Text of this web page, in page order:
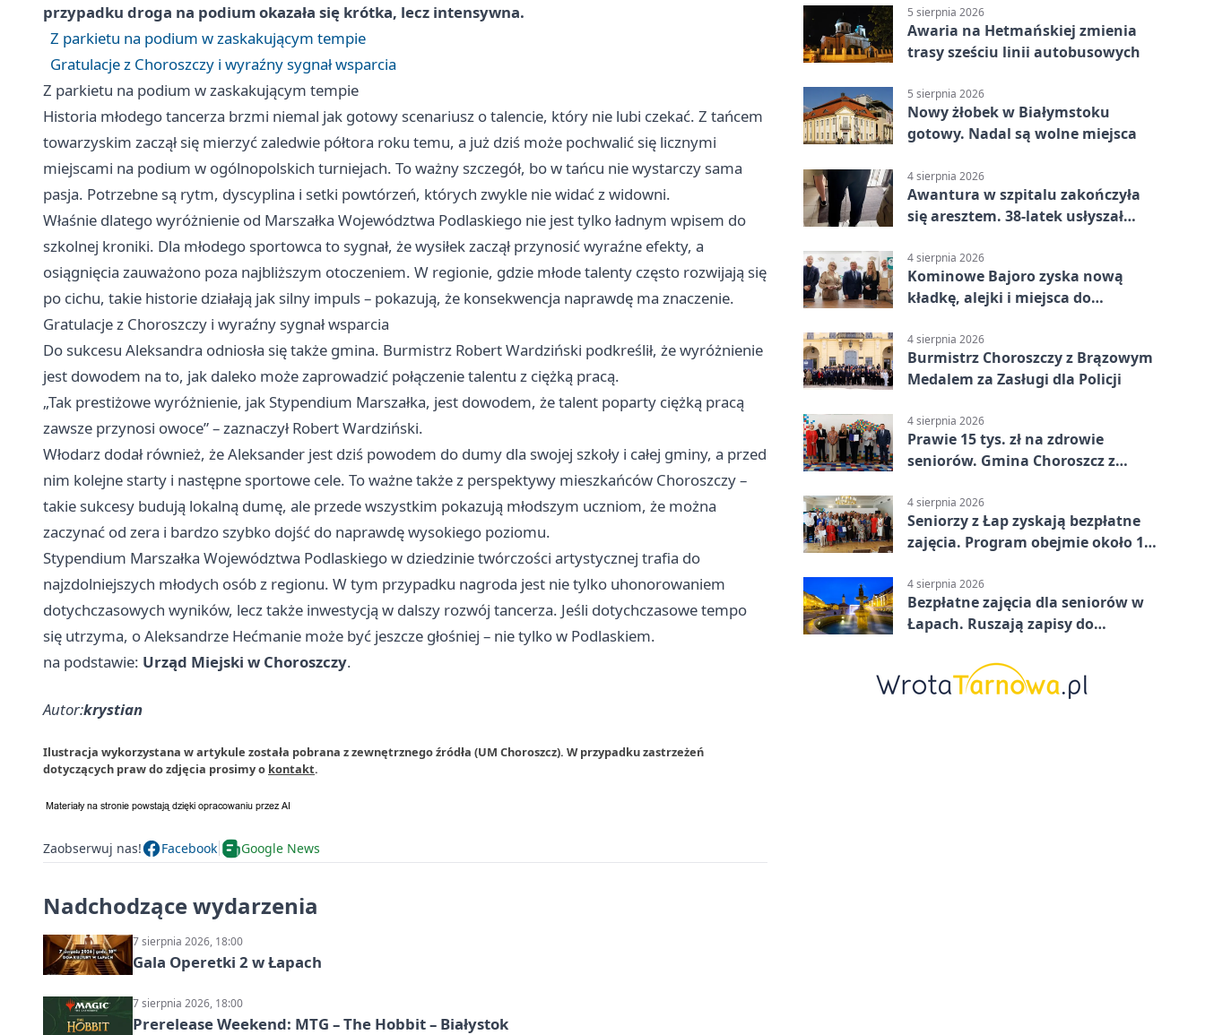
przypadku droga na podium okazała się krótka, lecz intensywna.
Z parkietu na podium w zaskakującym tempie
Gratulacje z Choroszczy i wyraźny sygnał wsparcia
Z parkietu na podium w zaskakującym tempie
Historia młodego tancerza brzmi niemal jak gotowy scenariusz o talencie, który nie lubi czekać. Z tańcem
towarzyskim zaczął się mierzyć zaledwie półtora roku temu, a już dziś może pochwalić się licznymi
miejscami na podium w ogólnopolskich turniejach. To ważny szczegół, bo w tańcu nie wystarczy sama
pasja. Potrzebne są rytm, dyscyplina i setki powtórzeń, których zwykle nie widać z widowni.
Właśnie dlatego wyróżnienie od Marszałka Województwa Podlaskiego nie jest tylko ładnym wpisem do
szkolnej kroniki. Dla młodego sportowca to sygnał, że wysiłek zaczął przynosić wyraźne efekty, a
osiągnięcia zauważono poza najbliższym otoczeniem. W regionie, gdzie młode talenty często rozwijają się
po cichu, takie historie działają jak silny impuls – pokazują, że konsekwencja naprawdę ma znaczenie.
Gratulacje z Choroszczy i wyraźny sygnał wsparcia
Do sukcesu Aleksandra odniosła się także gmina. Burmistrz Robert Wardziński podkreślił, że wyróżnienie
jest dowodem na to, jak daleko może zaprowadzić połączenie talentu z ciężką pracą.
„Tak prestiżowe wyróżnienie, jak Stypendium Marszałka, jest dowodem, że talent poparty ciężką pracą
zawsze przynosi owoce” – zaznaczył Robert Wardziński.
Włodarz dodał również, że Aleksander jest dziś powodem do dumy dla swojej szkoły i całej gminy, a przed
nim kolejne starty i następne sportowe cele. To ważne także z perspektywy mieszkańców Choroszczy –
takie sukcesy budują lokalną dumę, ale przede wszystkim pokazują młodszym uczniom, że można
zaczynać od zera i bardzo szybko dojść do naprawdę wysokiego poziomu.
Stypendium Marszałka Województwa Podlaskiego w dziedzinie twórczości artystycznej trafia do
najzdolniejszych młodych osób z regionu. W tym przypadku nagroda jest nie tylko uhonorowaniem
dotychczasowych wyników, lecz także inwestycją w dalszy rozwój tancerza. Jeśli dotychczasowe tempo
się utrzyma, o Aleksandrze Hećmanie może być jeszcze głośniej – nie tylko w Podlaskiem.
na podstawie: Urząd Miejski w Choroszczy.
Autor:krystian
Ilustracja wykorzystana w artykule została pobrana z zewnętrznego źródła (UM Choroszcz). W przypadku zastrzeżeń
dotyczących praw do zdjęcia prosimy o kontakt.
Zaobserwuj nas! Facebook Google News
Nadchodzące wydarzenia
7 sierpnia 2026, 18:00
Gala Operetki 2 w Łapach
7 sierpnia 2026, 18:00
Prerelease Weekend: MTG – The Hobbit – Białystok
5 sierpnia 2026
Awaria na Hetmańskiej zmienia
trasy sześciu linii autobusowych
5 sierpnia 2026
Nowy żłobek w Białymstoku
gotowy. Nadal są wolne miejsca
4 sierpnia 2026
Awantura w szpitalu zakończyła
się aresztem. 38-latek usłyszał
4 sierpnia 2026
Kominowe Bajoro zyska nową
kładkę, alejki i miejsca do
4 sierpnia 2026
Burmistrz Choroszczy z Brązowym
Medalem za Zasługi dla Policji
4 sierpnia 2026
Prawie 15 tys. zł na zdrowie
seniorów. Gmina Choroszcz z
4 sierpnia 2026
Seniorzy z Łap zyskają bezpłatne
zajęcia. Program obejmie około 120
4 sierpnia 2026
Bezpłatne zajęcia dla seniorów w
Łapach. Ruszają zapisy do